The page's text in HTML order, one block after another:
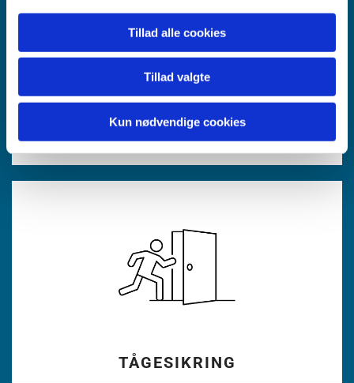
Tillad alle cookies
Tillad valgte
Kun nødvendige cookies
LÅSE
TÅGESIKRING